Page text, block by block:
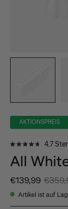
AKTIONSPREIS
4.7
von
Sternen
bewertet
4.7
All
€139,99
Artikel ist auf